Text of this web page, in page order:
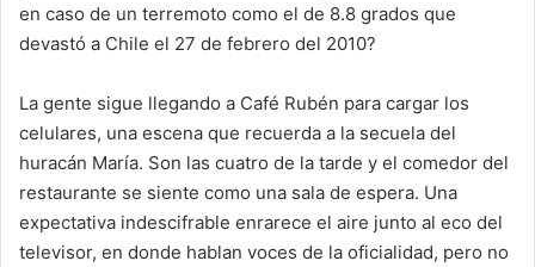
en caso de un terremoto como el de 8.8 grados que
devastó a Chile el 27 de febrero del 2010?
La gente sigue llegando a Café Rubén para cargar los
celulares, una escena que recuerda a la secuela del
huracán María. Son las cuatro de la tarde y el comedor del
restaurante se siente como una sala de espera. Una
expectativa indescifrable enrarece el aire junto al eco del
televisor, en donde hablan voces de la oficialidad, pero no